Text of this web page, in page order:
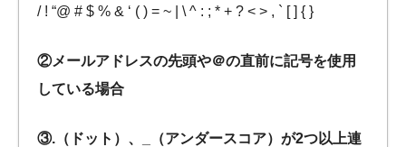
/ ! “@ # $ % & ‘ ( ) = ~ | \ ^ : ; * + ? < > , ` [ ] { }
②メールアドレスの先頭や＠の直前に記号を使用
している場合
③.（ドット）、_（アンダースコア）が2つ以上連